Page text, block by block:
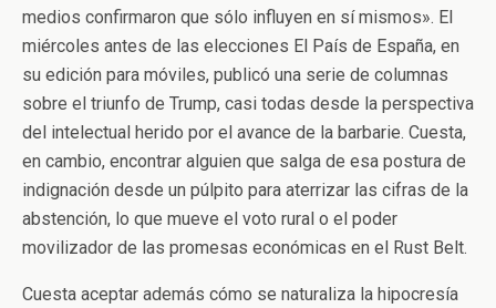
medios confirmaron que sólo influyen en sí mismos». El
miércoles antes de las elecciones El País de España, en
su edición para móviles, publicó una serie de columnas
sobre el triunfo de Trump, casi todas desde la perspectiva
del intelectual herido por el avance de la barbarie. Cuesta,
en cambio, encontrar alguien que salga de esa postura de
indignación desde un púlpito para aterrizar las cifras de la
abstención, lo que mueve el voto rural o el poder
movilizador de las promesas económicas en el Rust Belt.
Cuesta aceptar además cómo se naturaliza la hipocresía